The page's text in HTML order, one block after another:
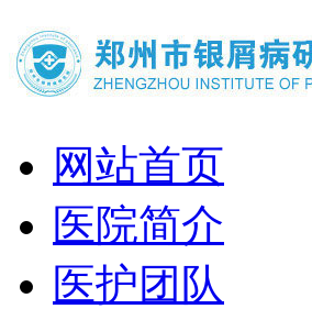
网站首页
医院简介
医护团队